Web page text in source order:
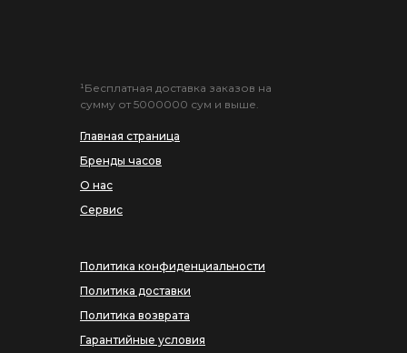
Главная страница
Бренды часов
О нас
Сервис
¹Бесплатная доставка заказов на
сумму от 5000000 сум и выше.
Политика конфиденциальности
Политика доставки
Политика возврата
Гарантийные условия